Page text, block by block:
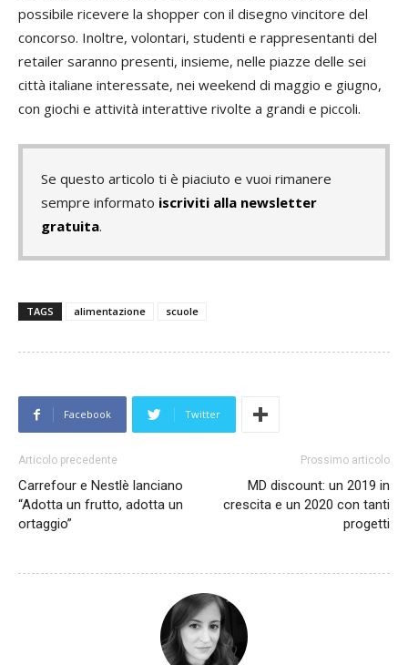
possibile ricevere la shopper con il disegno vincitore del
concorso. Inoltre, volontari, studenti e rappresentanti del
retailer saranno presenti, insieme, nelle piazze delle sei
città italiane interessate, nei weekend di maggio e giugno,
con giochi e attività interattive rivolte a grandi e piccoli.
Se questo articolo ti è piaciuto e vuoi rimanere
sempre informato iscriviti alla newsletter
gratuita.
TAGS alimentazione scuole
Facebook Twitter
Articolo precedente
Carrefour e Nestlè lanciano
“Adotta un frutto, adotta un
ortaggio”
Prossimo articolo
MD discount: un 2019 in
crescita e un 2020 con tanti
progetti